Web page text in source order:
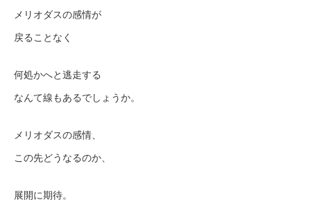
メリオダスの感情が
戻ることなく
何処かへと逃走する
なんて線もあるでしょうか。
メリオダスの感情、
この先どうなるのか、
展開に期待。